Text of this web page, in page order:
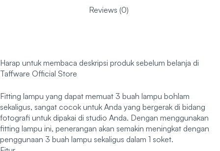
Reviews (0)
Harap untuk membaca deskripsi produk sebelum belanja di
Taffware Official Store
Fitting lampu yang dapat memuat 3 buah lampu bohlam
sekaligus, sangat cocok untuk Anda yang bergerak di bidang
fotografi untuk dipakai di studio Anda. Dengan menggunakan
fitting lampu ini, penerangan akan semakin meningkat dengan
penggunaan 3 buah lampu sekaligus dalam 1 soket.